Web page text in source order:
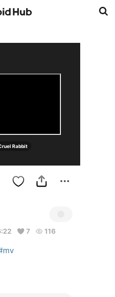
Rabbit
7 116